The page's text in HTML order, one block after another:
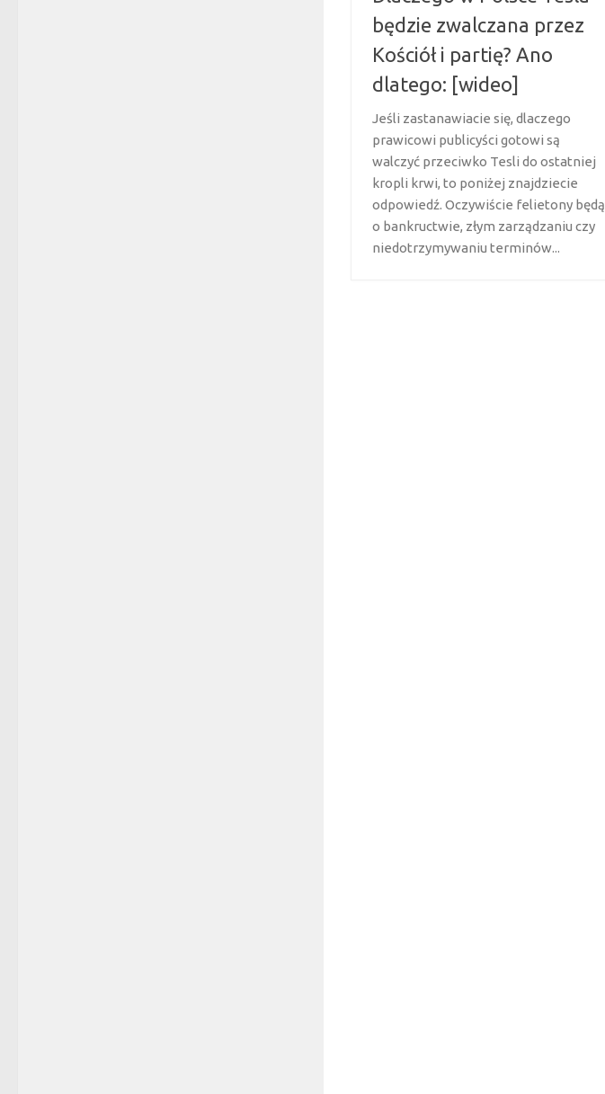
będzie zwalczana przez
Kościół i partię? Ano
dlatego: [wideo]
Jeśli zastanawiacie się, dlaczego
prawicowi publicyści gotowi są
walczyć przeciwko Tesli do ostatniej
kropli krwi, to poniżej znajdziecie
odpowiedź. Oczywiście felietony będą
o bankructwie, złym zarządzaniu czy
niedotrzymywaniu terminów...